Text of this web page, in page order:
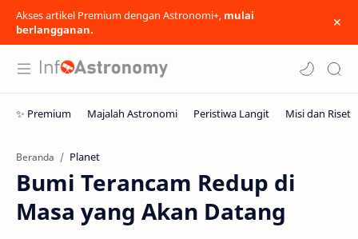
Akses artikel Premium dengan Astronomi+, mulai
berlangganan.
Beranda Planet
Bumi Terancam Redup di
Masa yang Akan Datang